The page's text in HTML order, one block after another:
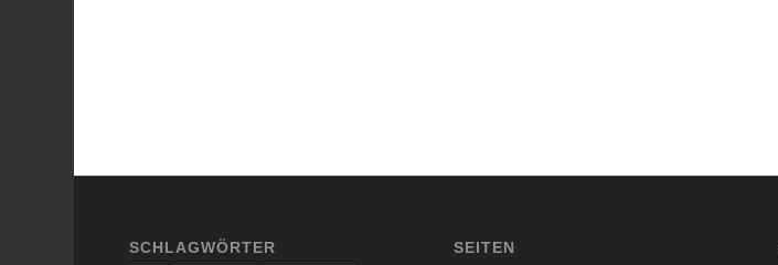
SCHLAGWÖRTER
SEITEN